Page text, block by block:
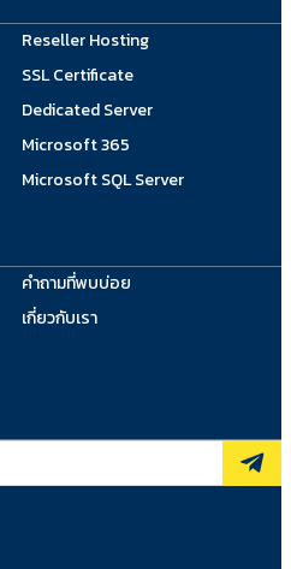
Reseller Hosting
SSL Certificate
Dedicated Server
Microsoft 365
Microsoft SQL Server
คำถามที่พบบ่อย
เกี่ยวกับเรา